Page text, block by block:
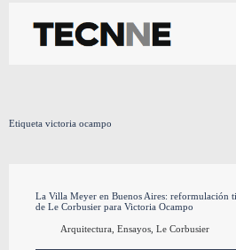
contenido
Etiqueta victoria ocampo
La Villa Meyer en Buenos Aires: reformulación
de Le Corbusier para Victoria Ocampo
Arquitectura, Ensayos, Le Corbusier